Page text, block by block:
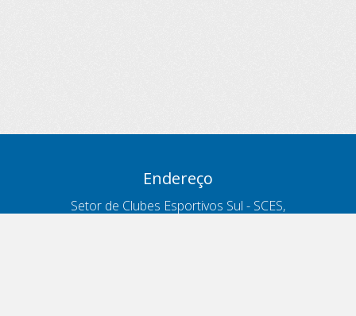
Endereço
Setor de Clubes Esportivos Sul - SCES,